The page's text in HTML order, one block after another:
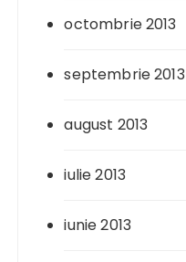
octombrie 2013
septembrie 2013
august 2013
iulie 2013
iunie 2013